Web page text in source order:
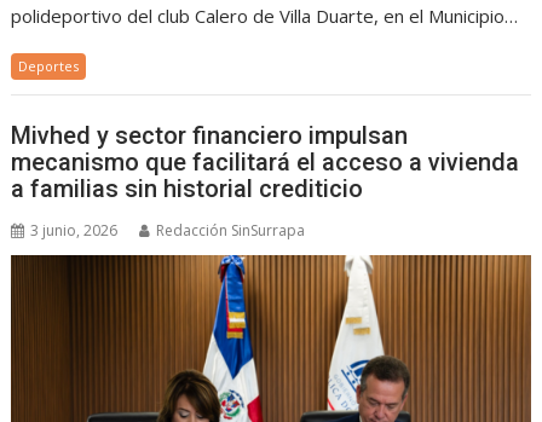
polideportivo del club Calero de Villa Duarte, en el Municipio…
Deportes
Mivhed y sector financiero impulsan
mecanismo que facilitará el acceso a vivienda
a familias sin historial crediticio
3 junio, 2026 Redacción SinSurrapa